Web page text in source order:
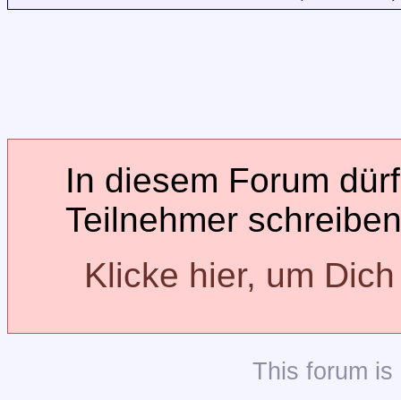
In diesem Forum
Teilnehmer
Klicke hier, um
This forum is